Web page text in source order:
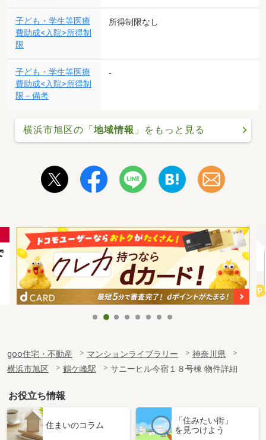
子ども・学生等医療
費助成<入院>所得制
限
所得制限なし
子ども・学生等医療
費助成<入院>所得制
限－備考
-
横浜市旭区の「地域情報 」をもっと見る
goo住宅・不動産 マンションライブラリー
神奈川県
横浜市旭区
鶴ケ峰駅 サニーヒル今宿１８号棟 物件詳細
お役立ち情報
住まいのコラム
「住みたい街」
を見つけよう